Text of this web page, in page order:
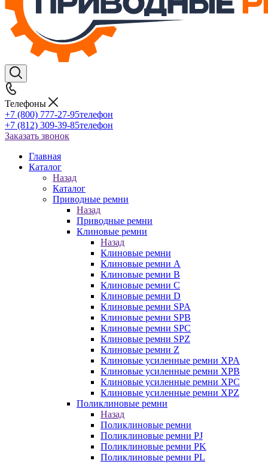
Телефоны
+7 (800) 777-27-95телефон
+7 (812) 309-39-85телефон
Заказать звонок
Главная
Каталог
Назад
Каталог
Приводные ремни
Назад
Приводные ремни
Клиновые ремни
Назад
Клиновые ремни
Клиновые ремни A
Клиновые ремни B
Клиновые ремни C
Клиновые ремни D
Клиновые ремни SPA
Клиновые ремни SPB
Клиновые ремни SPC
Клиновые ремни SPZ
Клиновые ремни Z
Клиновые усиленные ремни XPA
Клиновые усиленные ремни XPB
Клиновые усиленные ремни XPC
Клиновые усиленные ремни XPZ
Поликлиновые ремни
Назад
Поликлиновые ремни
Поликлиновые ремни PJ
Поликлиновые ремни PK
Поликлиновые ремни PL